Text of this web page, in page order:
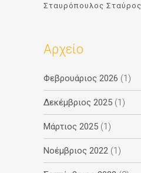
Σταυρόπουλος Σταύρος
Αρχείο
Φεβρουάριος 2026 (1)
Δεκέμβριος 2025 (1)
Μάρτιος 2025 (1)
Νοέμβριος 2022 (1)